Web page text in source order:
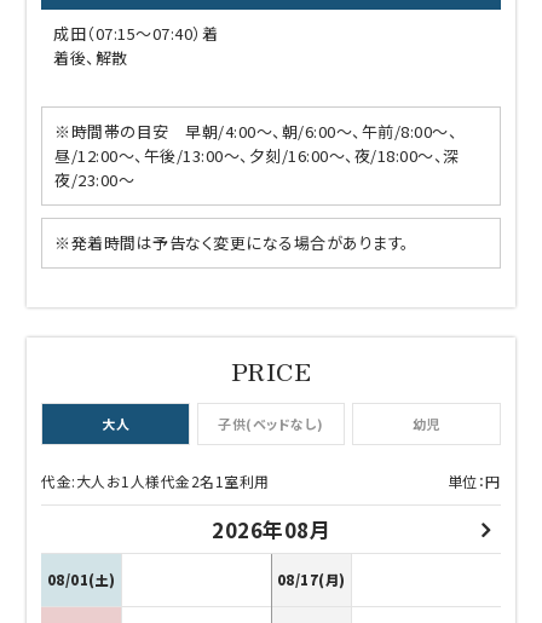
成田（07:15～07:40）着
着後、解散
※時間帯の目安 早朝/4:00～、朝/6:00～、午前/8:00～、
昼/12:00～、午後/13:00～、夕刻/16:00～、夜/18:00～、深
夜/23:00～
※発着時間は予告なく変更になる場合があります。
大人 子供(ベッドなし) 幼児
代金:大人お1人様代金2名1室利用 単位：円
2026年08月
08/01(土) 08/17(月)